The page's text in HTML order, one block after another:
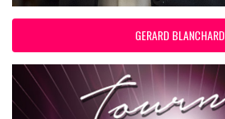
GERARD BLANCHARD